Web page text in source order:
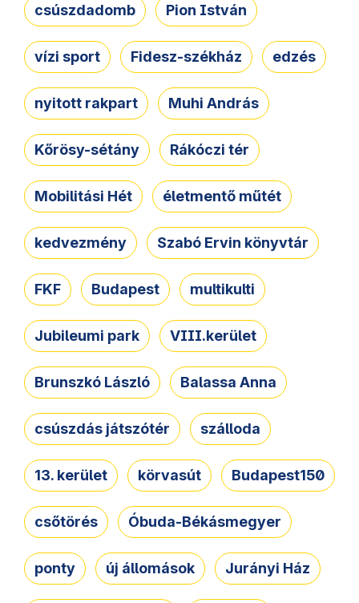
csúszdadomb Pion István
vízi sport Fidesz-székház edzés
nyitott rakpart Muhi András
Kőrösy-sétány Rákóczi tér
Mobilitási Hét életmentő műtét
kedvezmény Szabó Ervin könyvtár
FKF Budapest multikulti
Jubileumi park VIII.kerület
Brunszkó László Balassa Anna
csúszdás játszótér szálloda
13. kerület körvasút Budapest150
csőtörés Óbuda-Békásmegyer
ponty új állomások Jurányi Ház